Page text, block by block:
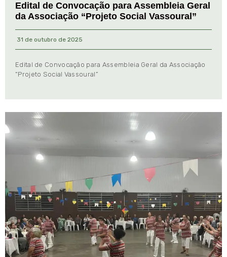
Edital de Convocação para Assembleia Geral
da Associação “Projeto Social Vassoural”
31 de outubro de 2025
Edital de Convocação para Assembleia Geral da Associação
“Projeto Social Vassoural”